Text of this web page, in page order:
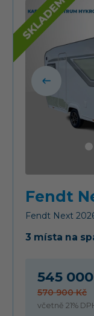
Fendt
Fendt Next
3 místa na
545
570 900 Kč
včetně 21%